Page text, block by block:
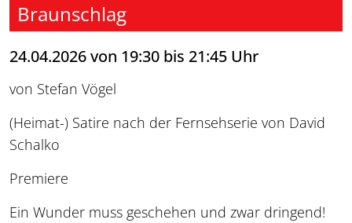
Braunschlag
24.04.2026 von 19:30 bis 21:45 Uhr
von Stefan Vögel
(Heimat-) Satire nach der Fernsehserie von David
Schalko
Premiere
Ein Wunder muss geschehen und zwar dringend!